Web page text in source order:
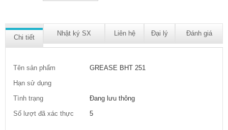
Chi tiết
Nhật ký SX Liên hệ Đại lý Đánh giá
Tên sản phẩm
GREASE BHT 251
Hạn sử dụng
Tình trạng
Đang lưu thông
Số lượt đã xác thực
5